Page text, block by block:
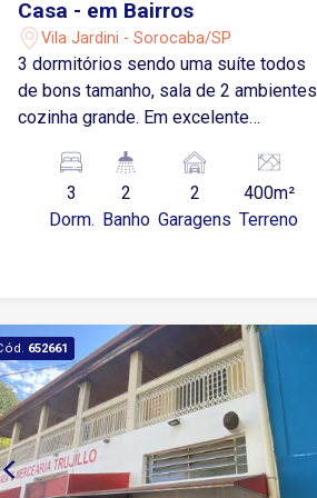
Casa - em Bairros
Vila Jardini - Sorocaba/SP
3 dormitórios sendo uma suíte todos
de bons tamanho, sala de 2 ambientes
cozinha grande. Em excelente
Paulistano
3
Dorm.
2
Banho
2
Garagens
400m²
Terreno
652661